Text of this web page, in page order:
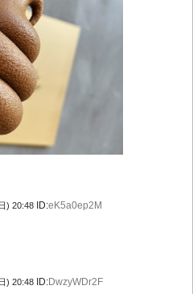
) 20:48 ID:eK5a0ep2M
) 20:48 ID:DwzyWDr2F